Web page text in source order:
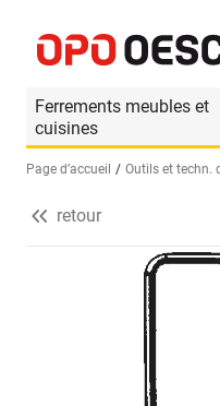
Ferrements meubles et
cuisines
Sélectionnez une langue
Page d’accueil Outils et techn.
Informations
retour